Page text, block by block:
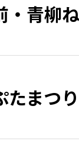
青柳
たまつ